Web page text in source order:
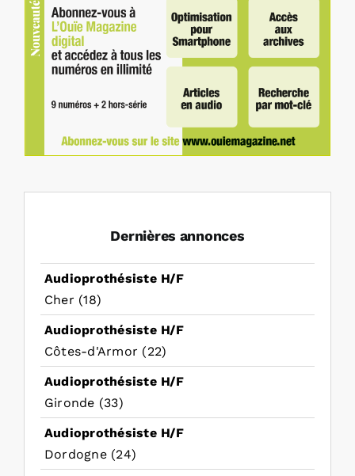
Dernières annonces
Audioprothésiste H/F
Cher (18)
Audioprothésiste H/F
Côtes-d'Armor (22)
Audioprothésiste H/F
Gironde (33)
Audioprothésiste H/F
Dordogne (24)